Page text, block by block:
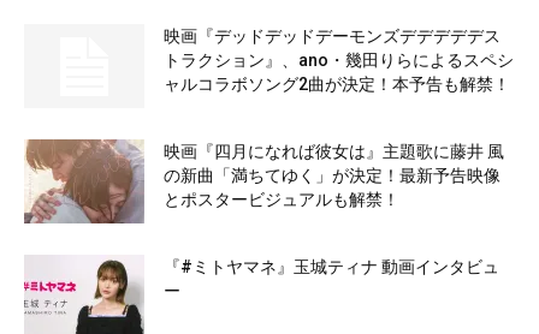
映画『デッドデッドデーモンズデデデデデス
トラクション』、ano・幾田りらによるスペシ
ャルコラボソング2曲が決定！本予告も解禁！
映画『四月になれば彼女は』主題歌に藤井 風
の新曲「満ちてゆく」が決定！最新予告映像
とポスタービジュアルも解禁！
『#ミトヤマネ』玉城ティナ 動画インタビュ
ー